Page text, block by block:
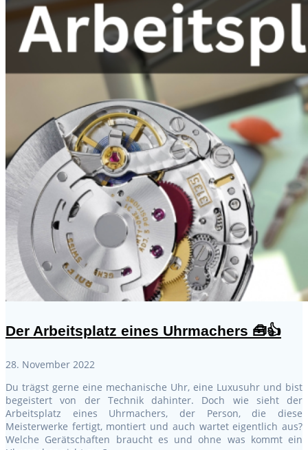
Der Arbeitsplatz eines Uhrmachers 🧰👍
28. November 2022
Du trägst gerne eine mechanische Uhr, eine Luxusuhr und bist
begeistert von der Technik dahinter. Doch wie sieht der
Arbeitsplatz eines Uhrmachers, der Person, die diese
Meisterwerke fertigt, montiert und auch wartet eigentlich aus?
Welche Gerätschaften braucht es und ohne was kommt ein